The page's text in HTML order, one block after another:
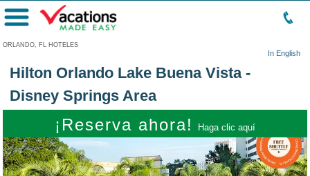
ORLANDO, FL HOTELES
In English
Menú
Hilton Orlando Lake Buena Vista -
Disney Springs Area
¡Reserva ahora! Haga clic aquí